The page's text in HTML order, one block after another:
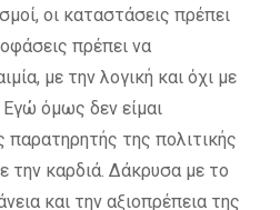
οι καταστάσεις πρέπει
πρέπει να
με την λογική και όχι με
Εγώ όμως δεν είμαι
παρατηρητής της πολιτικής
την καρδιά. Δάκρυσα με το
και την αξιοπρέπεια της